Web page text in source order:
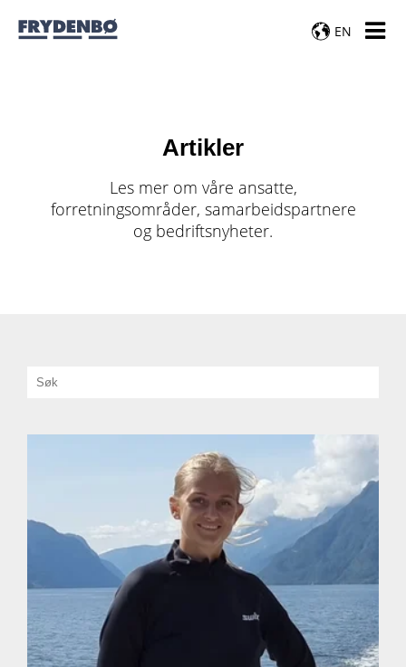
EN
Artikler
Les mer om våre ansatte,
forretningsområder, samarbeidspartnere
og bedriftsnyheter.